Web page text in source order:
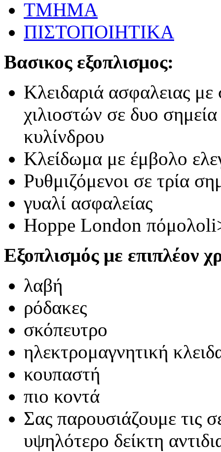
ΤΜΗΜΑ
ΠΙΣΤΟΠΟΙΗΤΙΚΑ
Βασικος εξοπλισμος:
Κλειδαριά ασφαλειας
χιλιοστών σε δυο
κυλίνδρου
Κλείδωμα με έμβολο
Ρυθμιζόμενοι σε τρία
γυαλί ασφαλείας
Hoppe London
Εξοπλισμός με επιπλέον
λαβή
ρόδακες
σκόπευτρο
ηλεκτρομαγνητική
κουπαστή
πιο κοντά
Σας παρουσιάζουμε τις
υψηλότερο δείκτη